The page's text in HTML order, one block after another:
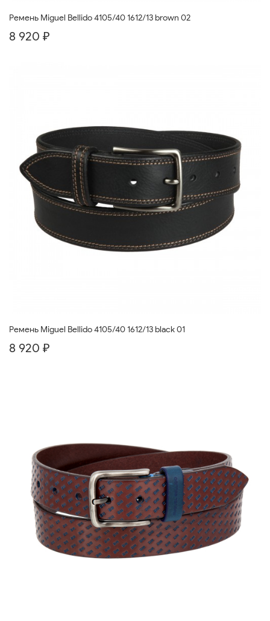
Ремень Miguel Bellido 4105/40 1612/13 brown 02
8 920 ₽
Ремень Miguel Bellido 4105/40 1612/13 black 01
8 920 ₽